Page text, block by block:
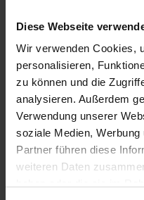
Diese Webseite
Wir verwenden Cookies,
personalisieren,
zu können und die
analysieren. Außerdem
Verwendung unserer
soziale Medien,
Partner führen diese
weiteren Daten
Gebrauchtwagen
Typ
Kilometerstand
Erstzulassung
Zustand
Leistung